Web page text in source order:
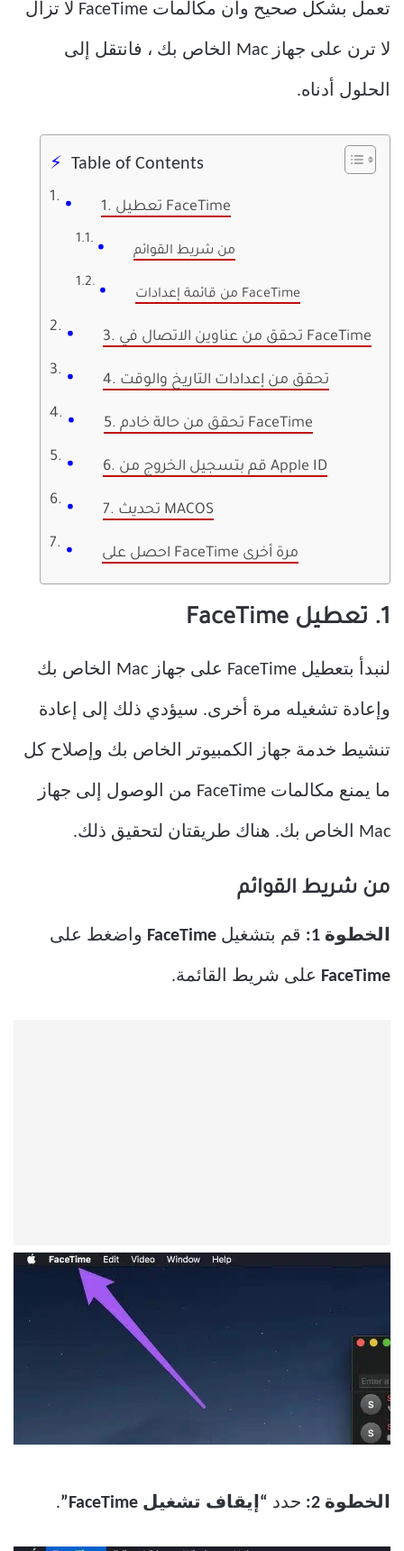
تعمل بشكل صحيح وأن مكالمات FaceTime لا تزال
لا ترن على جهاز Mac الخاص بك ، فانتقل إلى
الحلول أدناه.
Table of Contents
1. تعطيل FaceTime
من شريط القوائم
من قائمة إعدادات FaceTime
3. تحقق من عناوين الاتصال في FaceTime
4. تحقق من إعدادات التاريخ والوقت
5. تحقق من حالة خادم FaceTime
6. قم بتسجيل الخروج من Apple ID
7. تحديث MACOS
احصل على FaceTime مرة أخرى
1. تعطيل FaceTime
لنبدأ بتعطيل FaceTime على جهاز Mac الخاص بك
وإعادة تشغيله مرة أخرى. سيؤدي ذلك إلى إعادة
تنشيط خدمة جهاز الكمبيوتر الخاص بك وإصلاح كل
ما يمنع مكالمات FaceTime من الوصول إلى جهاز
Mac الخاص بك. هناك طريقتان لتحقيق ذلك.
من شريط القوائم
الخطوة 1: قم بتشغيل واضغط على
FaceTime على شريط القائمة.
الخطوة 2: حدد “إيقاف تشغيل FaceTime” .